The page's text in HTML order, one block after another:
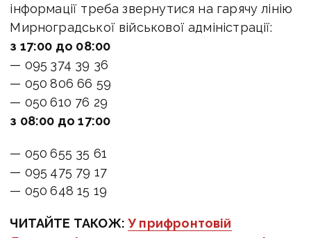
інформації треба звернутися на гарячу лінію
Мирноградської військової адміністрації:
з 17:00 до 08:00
— 095 374 39 36
— 050 806 66 59
— 050 610 76 29
з 08:00 до 17:00
— 050 655 35 61
— 095 475 79 17
— 050 648 15 19
ЧИТАЙТЕ ТАКОЖ:У прифронтовій